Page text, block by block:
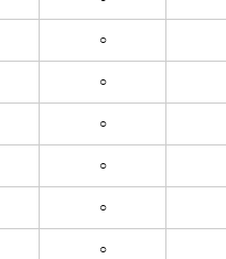
○
○
○
○
○
○